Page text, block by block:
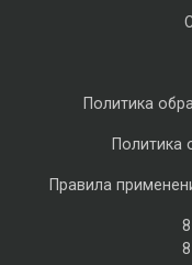
Политика
Политика
Правила